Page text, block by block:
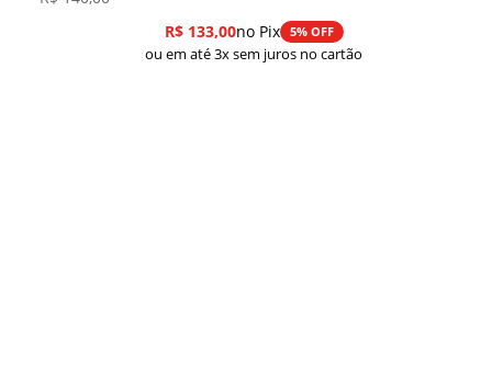
R$133,00no Pix 5% OFF
ou em até 3x sem juros no cartão